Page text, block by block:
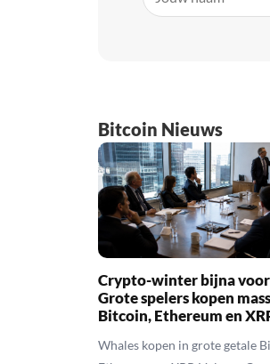
Bitcoin Nieuws
Crypto-winter bijna
Grote spelers kopen
Bitcoin, Ethereum en
Whales kopen in grote getale